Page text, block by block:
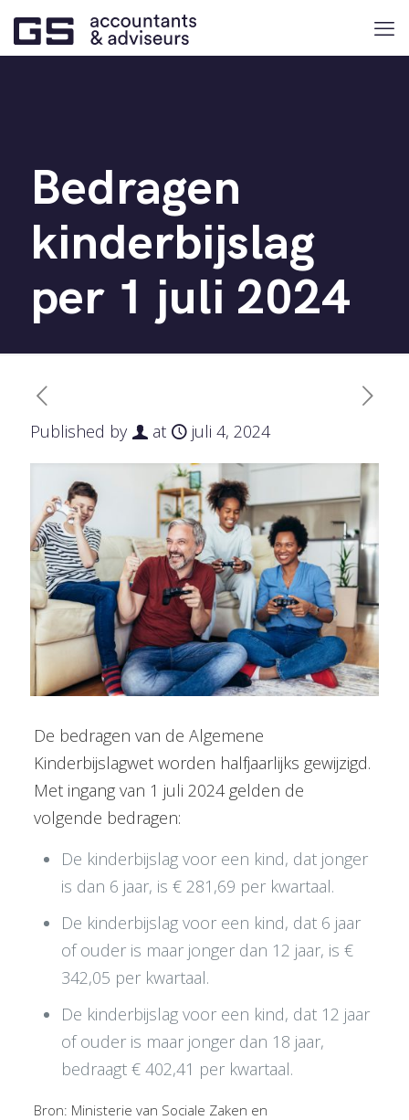
Bedragen
kinderbijslag
per 1 juli 2024
Published by at juli 4, 2024
De bedragen van de Algemene
Kinderbijslagwet worden halfjaarlijks gewijzigd.
Met ingang van 1 juli 2024 gelden de
volgende bedragen:
De kinderbijslag voor een kind, dat jonger
is dan 6 jaar, is € 281,69 per kwartaal.
De kinderbijslag voor een kind, dat 6 jaar
of ouder is maar jonger dan 12 jaar, is €
342,05 per kwartaal.
De kinderbijslag voor een kind, dat 12 jaar
of ouder is maar jonger dan 18 jaar,
bedraagt € 402,41 per kwartaal.
Bron: Ministerie van Sociale Zaken en